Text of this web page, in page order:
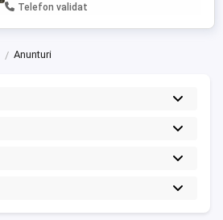
Telefon validat
Anunturi